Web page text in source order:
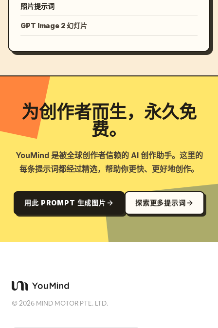
照片提示词
GPT Image 2 幻灯片
为创作者而生，永久免
费。
YouMind 是被全球创作者信赖的 AI 创作助手。这里的
每条提示词都经过精选，帮助你更快、更好地创作。
用此 PROMPT 生成图片 探索更多提示词
©2026 MIND MOTOR PTE. LTD.